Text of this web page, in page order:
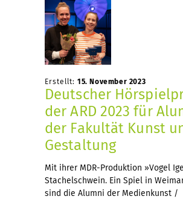
Erstellt: 15. November 2023
Deutscher
der ARD 2023 für
der Fakultät Kunst
Gestaltung
Mit ihrer MDR-Produktion »Vogel
Stachelschwein. Ein Spiel in
sind die Alumni der Medienkunst /